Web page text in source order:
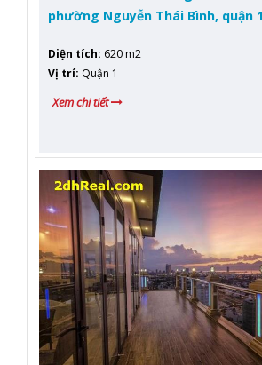
phường Nguyễn Thái Bình, quận
Diện tích: 620 m2
Vị trí: Quận 1
Xem chi tiết